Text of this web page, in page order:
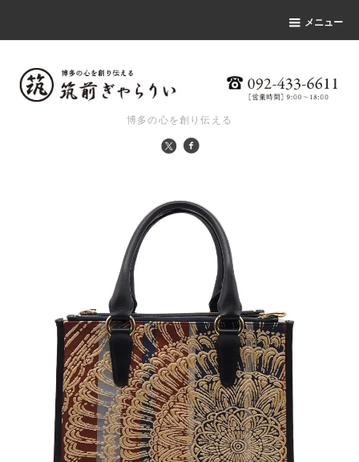
メニュー
博多の心を創り伝える